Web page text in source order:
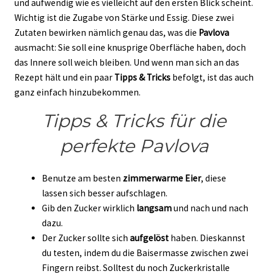
und aufwendig wie es vielleicht auf den ersten Blick scheint.
Wichtig ist die Zugabe von Stärke und Essig. Diese zwei
Zutaten bewirken nämlich genau das, was die Pavlova
ausmacht: Sie soll eine knusprige Oberfläche haben, doch
das Innere soll weich bleiben. Und wenn man sich an das
Rezept hält und ein paarTipps & Tricksbefolgt, ist das auch
ganz einfach hinzubekommen.
Tipps & Tricks für die
perfekte Pavlova
Benutze am besten zimmerwarme Eier, diese
lassen sich besser aufschlagen.
Gib den Zucker wirklich langsamund nach und nach
dazu.
Der Zucker sollte sichaufgelöst haben. Dieskannst
du testen, indem du die Baisermasse zwischen zwei
Fingern reibst. Solltest du noch Zuckerkristalle